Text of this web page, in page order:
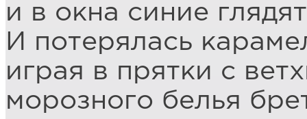
и в окна синие
И потерялась
играя в прятки с
морозного белья